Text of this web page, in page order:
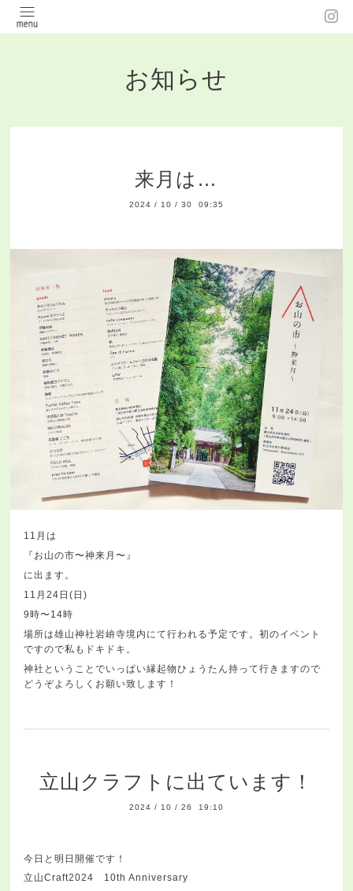
お知らせ
来月は…
2024 / 10 / 30 09:35
11月は
『お山の市〜神来月〜』
に出ます。
11月24日(日)
9時〜14時
場所は雄山神社岩峅寺境内にて行われる予定です。初のイベント
ですので私もドキドキ。
神社ということでいっぱい縁起物ひょうたん持って行きますので
どうぞよろしくお願い致します！
立山クラフトに出ています！
2024 / 10 / 26 19:10
今日と明日開催です！
立山Craft2024 10th Anniversary